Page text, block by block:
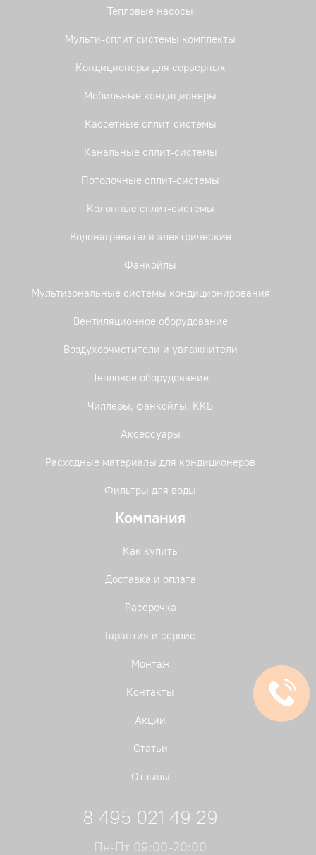
Тепловые насосы
Мульти-сплит системы комплекты
Кондиционеры для серверных
Мобильные кондиционеры
Кассетные сплит-системы
Канальные сплит-системы
Потолочные сплит-системы
Колонные сплит-системы
Водонагреватели электрические
Фанкойлы
Мультизональные системы кондиционирования
Вентиляционное оборудование
Воздухоочистители и увлажнители
Тепловое оборудование
Чиллеры, фанкойлы, ККБ
Аксессуары
Расходные материалы для кондиционеров
Фильтры для воды
Компания
Как купить
Доставка и оплата
Рассрочка
Гарантия и сервис
Монтаж
Контакты
Акции
Статьи
Отзывы
8 495 021 49 29
Пн-Пт 09:00-20:00